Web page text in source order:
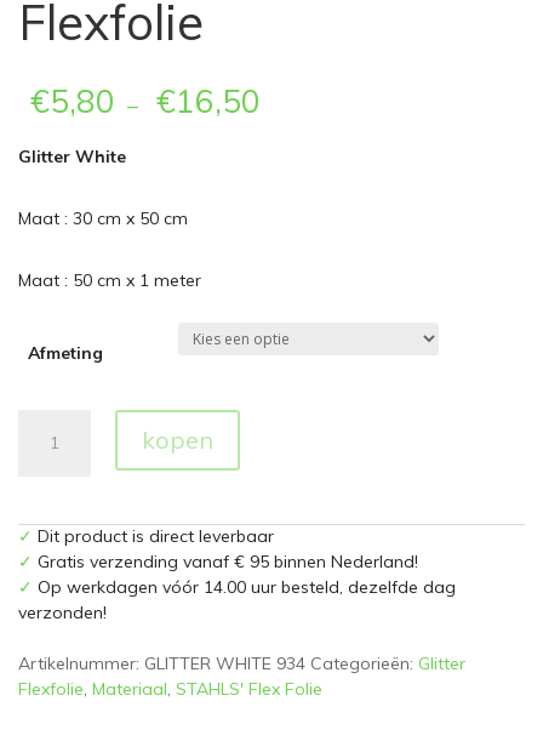
Flexfolie
€5,80 – €16,50
Glitter White
Maat : 30 cm x 50 cm
Maat : 50 cm x 1 meter
Afmeting
aantal
kopen
✓ Dit product is direct leverbaar
✓ Gratis verzending vanaf € 95 binnen Nederland!
✓ Op werkdagen vóór 14.00 uur besteld, dezelfde dag
verzonden!
Artikelnummer: GLITTER WHITE 934 Categorieën: Glitter
Flexfolie, Materiaal, STAHLS' Flex Folie